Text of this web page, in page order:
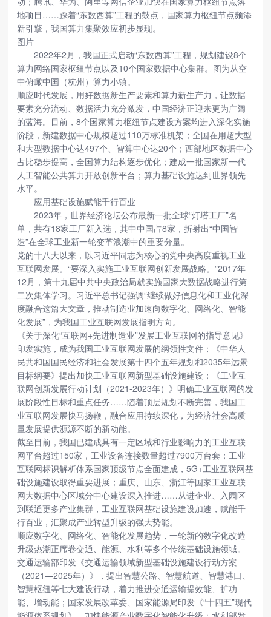
地项目……踩着“东数西算”工程的鼓点，国家算力枢纽节点频添
新引擎，我国算力集聚效应初步显现。
图片
2022年2月，我国正式启动“东数西算”工程，规划建设8个
算力网络国家枢纽节点以及10个国家数据中心集群。图为从空
中俯瞰中国（杭州）算力小镇。
顺应时代发展，用好数据新生产要素和算力新生产力，让数据
要素充分流动、数据活力充分激发，中国经济正迎来更为广阔
的蓝海。目前，8个国家算力枢纽节点建设方案均进入深化实施
阶段，新建数据中心规模超过110万标准机架；全国在用超大型
和大型数据中心达497个、智算中心达20个；西部地区数据中心
占比稳步提高，全国算力结构逐步优化；建成一批国家新一代
人工智能公共算力开放创新平台；算力基础设施达到世界领先
水平。
——应用基础设施赋能千行百业
2023年，世界经济论坛公布最新一批全球“灯塔工厂”名
单，共有18家工厂新入选，其中中国占8家，折射出“中国智
造”在全球工业新一轮变革浪潮中的重要分量。
党的十八大以来，以习近平同志为核心的党中央高度重视工业
互联网发展。“要深入实施工业互联网创新发展战略。”2017年
12月，第十九届中共中央政治局就实施国家大数据战略进行第
二次集体学习。习近平总书记强调“继续做好信息化和工业化深
度融合这篇大文章，推动制造业加速向数字化、网络化、智能
化发展”，为我国工业互联网发展指明方向。
《关于深化“互联网+先进制造业”发展工业互联网的指导意见》
印发实施，成为我国工业互联网发展的纲领性文件；《中华人
民共和国国民经济和社会发展第十四个五年规划和2035年远景
目标纲要》提出加快工业互联网新型基础设施建设；《工业互
联网创新发展行动计划（2021-2023年）》明确工业互联网的发
展阶段性目标和重点任务……随着顶层规划不断完善，我国工
业互联网发展快马扬鞭，融合应用持续深化，为经济社会高质
量发展提供源源不断的新动能。
截至目前，我国已建成具有一定区域和行业影响力的工业互联
网平台超过150家，工业设备连接数量超过7900万台套；工业
互联网标识解析体系国家顶级节点全面建成，5G+工业互联网基
础设施建设取得重要进展；重庆、山东、浙江等国家工业互联
网大数据中心区域分中心建设深入推进……从进企业、入园区
到联通更多产业集群，工业互联网基础设施建设加速，赋能千
行百业，汇聚成产业转型升级的强大势能。
顺应数字化、网络化、智能化发展趋势，一轮新的数字化改造
升级热潮正席卷交通、能源、水利等多个传统基础设施领域。
交通运输部印发《交通运输领域新型基础设施建设行动方案
（2021—2025年）》，提出智慧公路、智慧航道、智慧港口、
智慧枢纽等七大建设行动，着力推进交通运输提效能、扩功
能、增动能；国家发展改革委、国家能源局印发《“十四五”现代